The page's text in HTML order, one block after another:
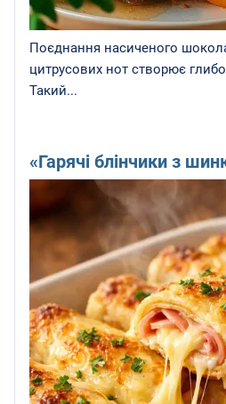
Поєднання насиченого
цитрусових нот створює
Такий...
«Гарячі блінчики з